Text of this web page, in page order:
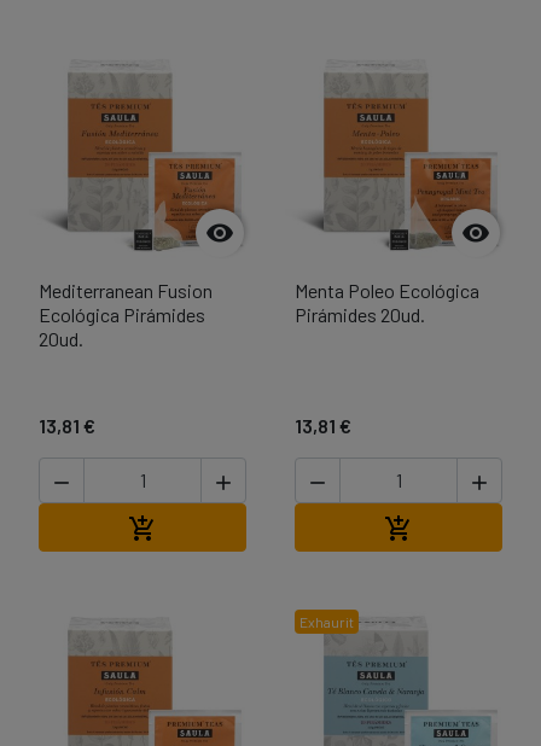

Mediterranean Fusion
Ecológica Pirámides
20ud.
13,81 €
 


Menta Poleo Ecológica
Pirámides 20ud.
13,81 €
 

Exhaurit